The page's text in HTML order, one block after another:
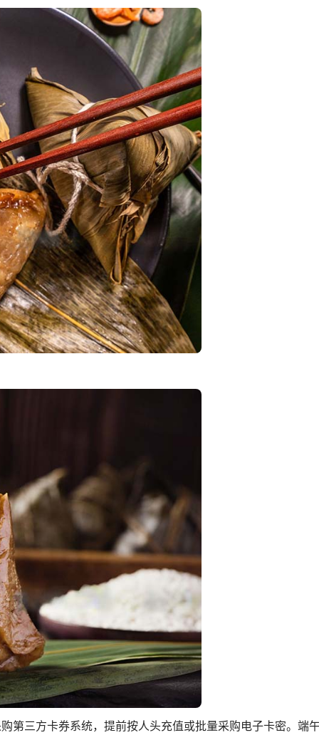
第三方卡券系统，提前按人头充值或批量采购电子卡密。端